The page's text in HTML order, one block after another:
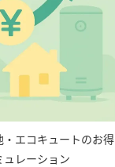
エコキュートのお得
レーション